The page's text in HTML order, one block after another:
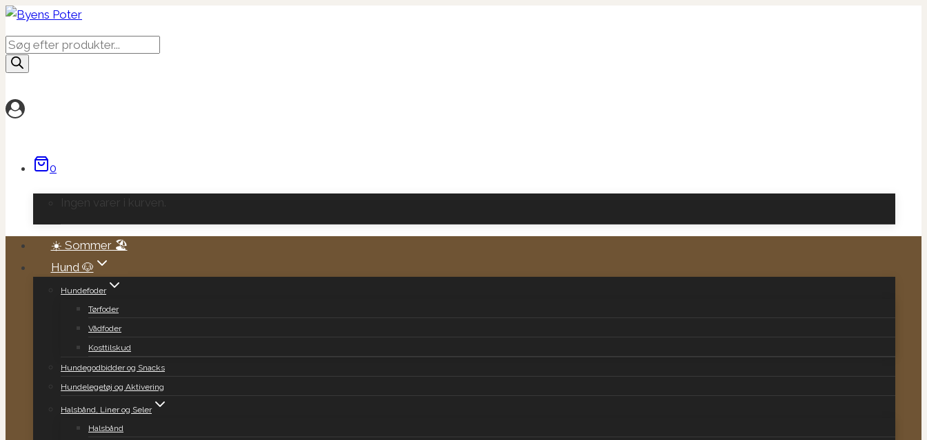
Fortsæt
til
indhold
Products
search
0
Ingen varer i kurven.
☀️ Sommer 🏖️
Hund 🐶
Hundefoder
Tørfoder
Vådfoder
Kosttilskud
Hundegodbidder og Snacks
Hundelegetøj og Aktivering
Halsbånd, Liner og Seler
Halsbånd